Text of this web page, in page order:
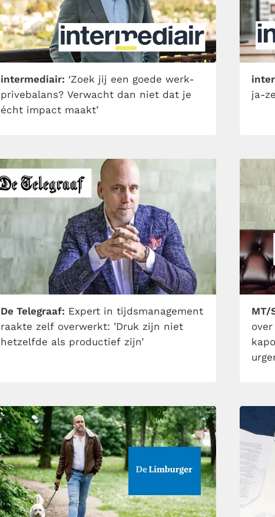
intermediair: ‘Zoek jij een goede werk-
privebalans? Verwacht dan niet dat je
écht impact maakt’
ja-
De Telegraaf: Expert in tijdsmanagement
raakte zelf overwerkt: ’Druk zijn niet
hetzelfde als productief zijn’
MT/